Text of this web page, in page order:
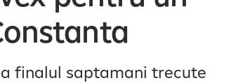
finalul saptamani trecute